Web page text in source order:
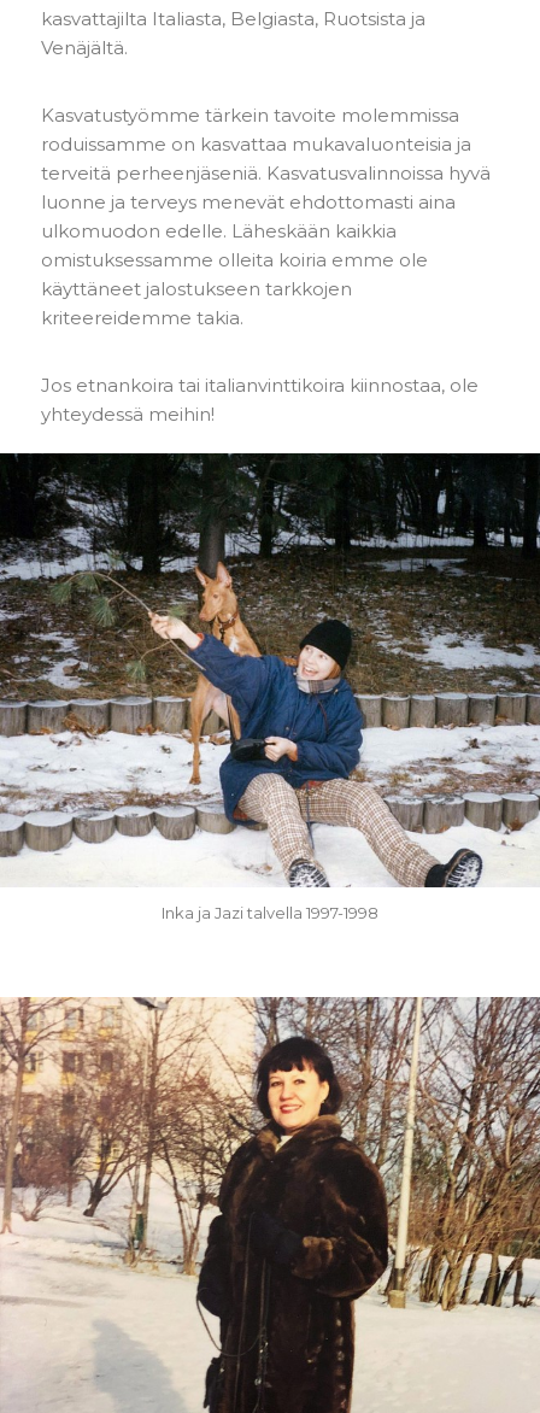
kasvattajilta Italiasta, Belgiasta, Ruotsista ja
Venäjältä.
Kasvatustyömme tärkein tavoite molemmissa
roduissamme on kasvattaa mukavaluonteisia ja
terveitä perheenjäseniä. Kasvatusvalinnoissa hyvä
luonne ja terveys menevät ehdottomasti aina
ulkomuodon edelle. Läheskään kaikkia
omistuksessamme olleita koiria emme ole
käyttäneet jalostukseen tarkkojen
kriteereidemme takia.
Jos etnankoira tai italianvinttikoira kiinnostaa, ole
yhteydessä meihin!
Inka ja Jazi talvella 1997-1998